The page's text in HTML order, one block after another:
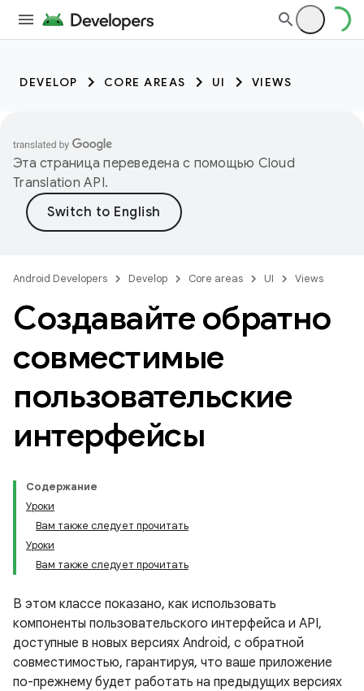
DEVELOP CORE AREAS UI VIEWS
Эта страница переведена с помощью Cloud
Translation API.
Android Developers Develop Core areas UI Views
Создавайте обратно
совместимые
пользовательские
интерфейсы
Содержание
Уроки
Вам также следует прочитать
Уроки
Вам также следует прочитать
В этом классе показано, как использовать
компоненты пользовательского интерфейса и API,
доступные в новых версиях Android, с обратной
совместимостью, гарантируя, что ваше приложение
по-прежнему будет работать на предыдущих версиях